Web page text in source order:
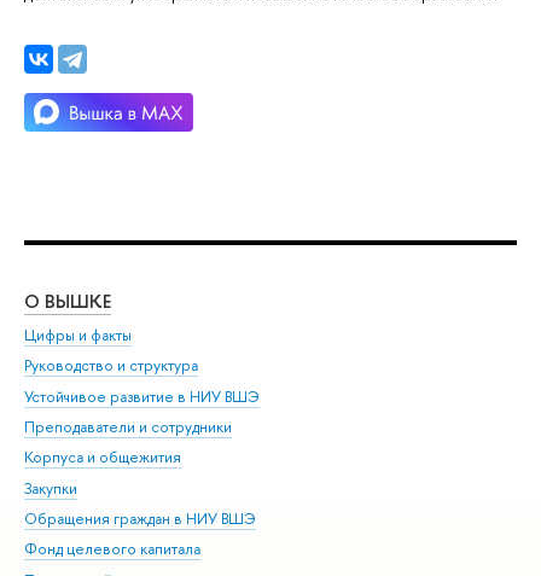
О ВЫШКЕ
Цифры и факты
Руководство и структура
Устойчивое развитие в НИУ ВШЭ
Преподаватели и сотрудники
Корпуса и общежития
Закупки
Обращения граждан в НИУ ВШЭ
Фонд целевого капитала